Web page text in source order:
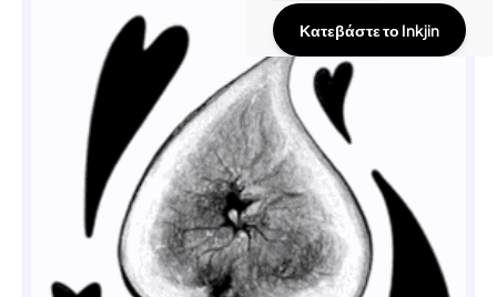
Κατεβάστε το Inkjin